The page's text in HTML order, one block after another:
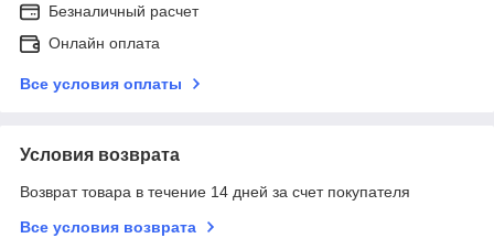
Безналичный расчет
Онлайн оплата
Все условия оплаты
Условия возврата
Возврат товара в течение 14 дней за счет покупателя
Все условия возврата